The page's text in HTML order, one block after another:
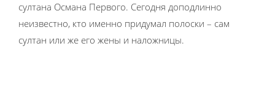
султана Османа Первого. Сегодня доподлинно
неизвестно, кто именно придумал полоски – сам
султан или же его жены и наложницы.